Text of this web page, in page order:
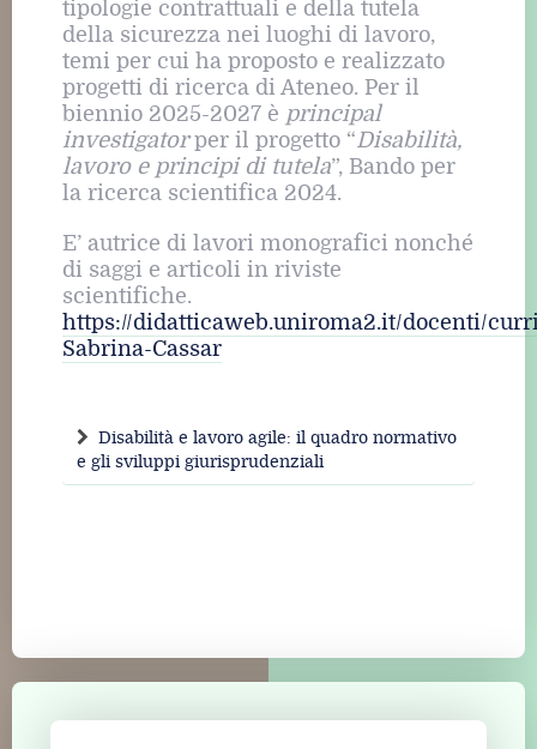
tipologie contrattuali e della tutela
della sicurezza nei luoghi di lavoro,
temi per cui ha proposto e realizzato
progetti di ricerca di Ateneo. Per il
biennio 2025-2027 è principal
investigatorper il progetto “Disabilità,
lavoro e principi di tutela”, Bando per
la ricerca scientifica 2024.
E’ autrice di lavori monografici nonché
di saggi e articoli in riviste
scientifiche.
https://didatticaweb.uniroma2.it/docenti/
Sabrina-Cassar
Disabilità e lavoro agile: il quadro normativo
e gli sviluppi giurisprudenziali